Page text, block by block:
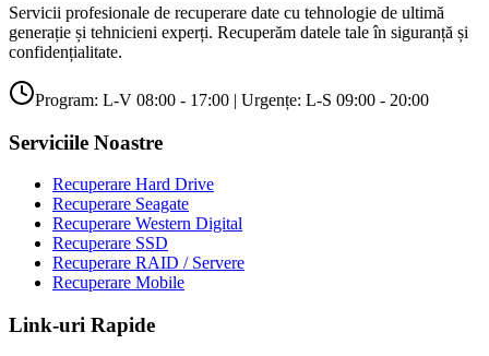
Servicii profesionale de recuperare date cu tehnologie de ultimă
generație și tehnicieni experți. Recuperăm datele tale în siguranță și
confidențialitate.
Program: L-V 08:00 - 17:00 | Urgențe: L-S 09:00 - 20:00
Serviciile Noastre
Recuperare Hard Drive
Recuperare Seagate
Recuperare Western Digital
Recuperare SSD
Recuperare RAID / Servere
Recuperare Mobile
Link-uri Rapide